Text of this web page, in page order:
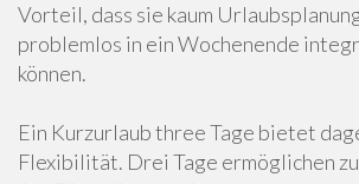
Vorteil, dass sie kaum
problemlos in ein Wochenende
können.
Ein Kurzurlaub three Tage bietet
Flexibilität. Drei Tage ermöglichen